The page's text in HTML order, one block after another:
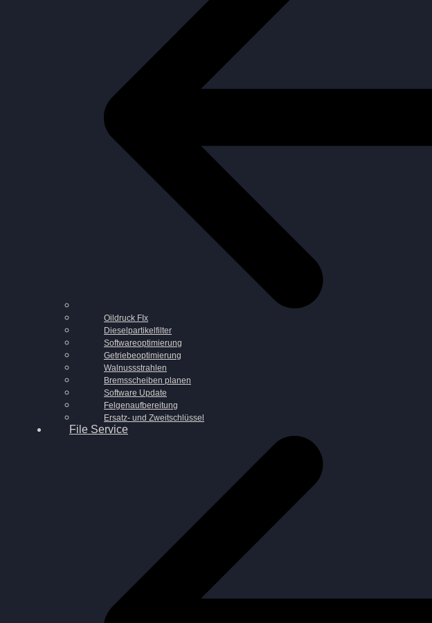
Oildruck FIx
Dieselpartikelfilter
Softwareoptimierung
Getriebeoptimierung
Walnussstrahlen
Bremsscheiben planen
Software Update
Felgenaufbereitung
Ersatz- und Zweitschlüssel
File Service